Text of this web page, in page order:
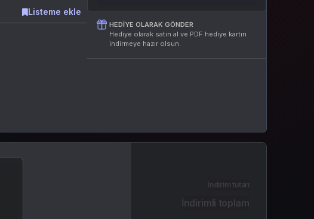
Listeme ekle
HEDIYE OLARAK GÖNDER
Hediye olarak satın al ve PDF hediye kartın
indirmeye hazır olsun.
İndirim tutarı
İndirimli toplam